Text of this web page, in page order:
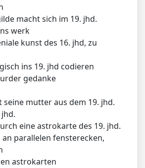
macht sich im 19. jhd.
werk
kunst des 16. jhd, zu
ins 19. jhd codieren
gedanke
mutter aus dem 19. jhd.
eine astrokarte des 19. jhd.
parallelen fensterecken,
astrokarten